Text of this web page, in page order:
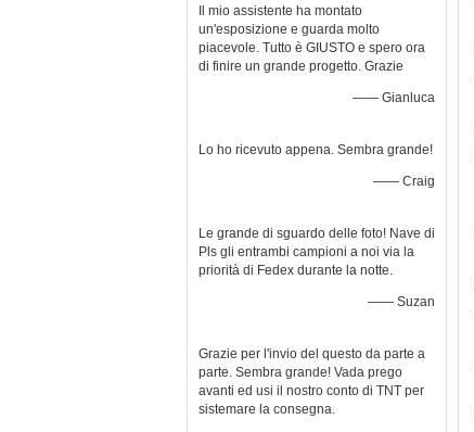
Il mio assistente ha montato
un'esposizione e guarda molto
piacevole. Tutto è GIUSTO e spero ora
di finire un grande progetto. Grazie
—— Gianluca
Lo ho ricevuto appena. Sembra grande!
—— Craig
Le grande di sguardo delle foto! Nave di
Pls gli entrambi campioni a noi via la
priorità di Fedex durante la notte.
—— Suzan
Grazie per l'invio del questo da parte a
parte. Sembra grande! Vada prego
avanti ed usi il nostro conto di TNT per
sistemare la consegna.